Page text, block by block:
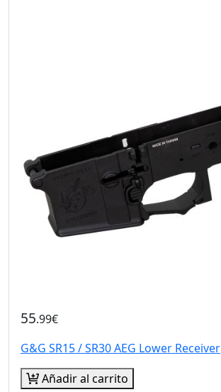
55.99€
G&G SR15 / SR30 AEG Lower Receiver
Añadir al carrito